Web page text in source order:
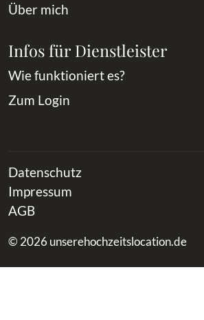
Über mich
Infos für Dienstleister
Wie funktioniert es?
Zum Login
Datenschutz
Impressum
AGB
© 2026 unserehochzeitslocation.de